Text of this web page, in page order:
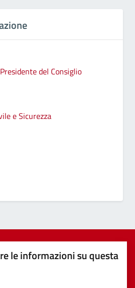
del Consiglio
e Sicurezza
le informazioni su questa